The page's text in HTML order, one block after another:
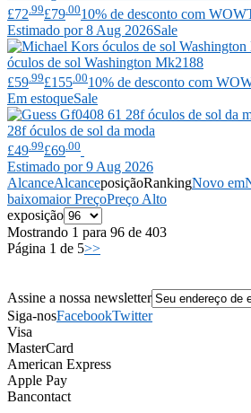
£72 .99£79 .0010% de desconto com
Estimado por 8 Aug 2026Sale
óculos de sol Washington Mk2188
£59 .99£155 .0010% de desconto com
Em estoqueSale
28f óculos de sol da moda
£49.99£69.00
Estimado por 9 Aug 2026
AlcanceAlcanceposiçãoRankingNovo em
baixomaior PreçoPreço Alto
exposição
Mostrando 1 para 96 de 403
Página 1 de 5>>
Assine a nossa newsletter
Siga-nosFacebookTwitter
Visa
MasterCard
American Express
Apple Pay
Bancontact